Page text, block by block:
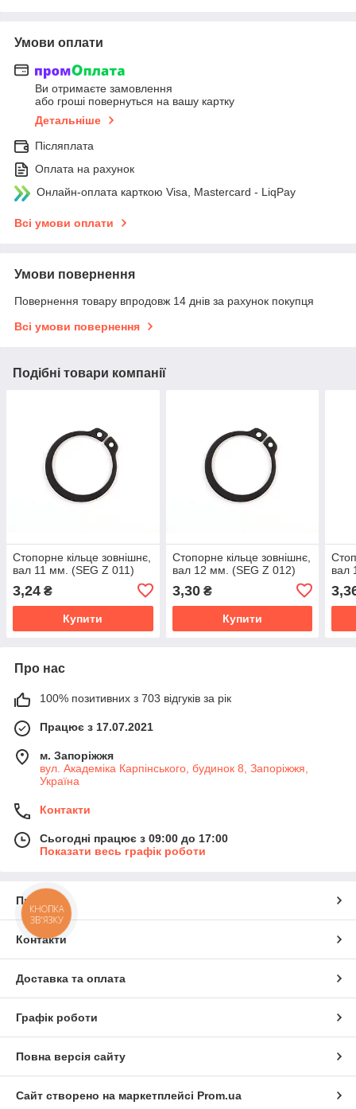
Умови оплати
Ви отримаєте замовлення
або гроші повернуться на вашу картку
Детальніше
Післяплата
Оплата на рахунок
Онлайн-оплата карткою Visa, Mastercard - LiqPay
Всі умови оплати
Умови повернення
Повернення товару впродовж 14 днів за рахунок покупця
Всі умови повернення
Подібні товари компанії
Стопорне кільце зовнішнє,
вал 11 мм. (SEG Z 011)
3,24 ₴
Купити
Стопорне кільце зовнішнє,
вал 12 мм. (SEG Z 012)
3,30₴
Купити
вал
Про нас
100% позитивних з 703 відгуків за рік
Працює з 17.07.2021
м. Запоріжжя
вул. Академіка Карпінського, будинок 8, Запоріжжя,
Україна
Контакти
Сьогодні працює з 09:00 до 17:00
Показати весь графік роботи
Про нас
Контакти
Доставка та оплата
Графік роботи
Повна версія сайту
Сайт створено на маркетплейсі Prom.ua
КНОПКА
ЗВ'ЯЗКУ